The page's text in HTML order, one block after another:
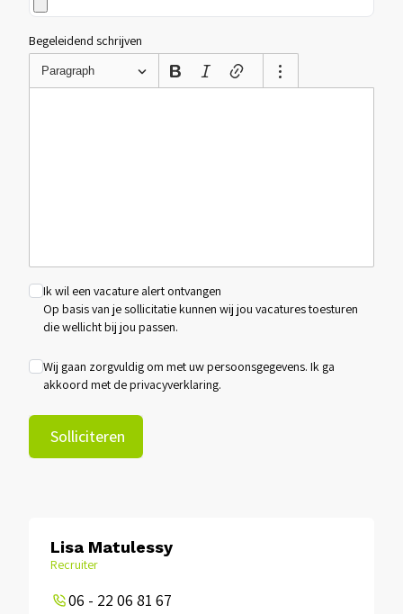
Begeleidend schrijven
Paragraph
Ik wil een vacature alert ontvangen
Op basis van je sollicitatie kunnen wij jou vacatures toesturen
die wellicht bij jou passen.
Wij gaan zorgvuldig om met uw persoonsgegevens. Ik ga
akkoord met deprivacyverklaring.
Solliciteren
Lisa Matulessy
Recruiter
06 - 22 06 81 67